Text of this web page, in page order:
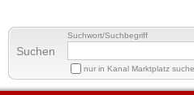
Suchen
Suchwort/Suchbegriff
nur in Kanal Marktplatz